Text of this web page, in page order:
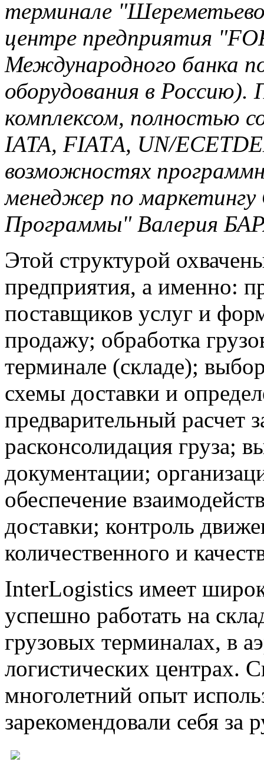
терминале
центре предприятия
Международного банка
оборудования в
комплексом, полностью
IATA, FIATА, UN/
возможностях
менеджер по
Программы" Валерия
Этой структурой
предприятия, а именно:
поставщиков услуг и
продажу; обработка
терминале (складе);
схемы доставки и
предварительный расчет
расконсолидация груза;
документации;
обеспечение
доставки; контроль
количественного и
InterLogistics имеет
успешно работать на
грузовых терминалах, в
логистических центрах.
многолетний опыт
зарекомендовали себя за